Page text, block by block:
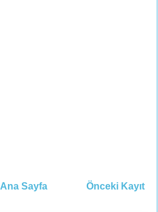
Önceki Kayıt
Ana Sayfa